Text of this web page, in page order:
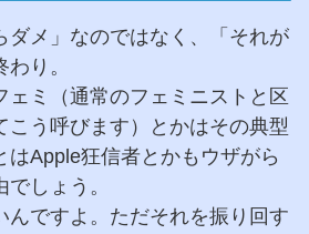
ダメ」なのではなく、「それが
り。
ェミ（通常のフェミニストと区
こう呼びます）とかはその典型
はApple狂信者とかもウザがら
しょう。
んですよ。ただそれを振り回す